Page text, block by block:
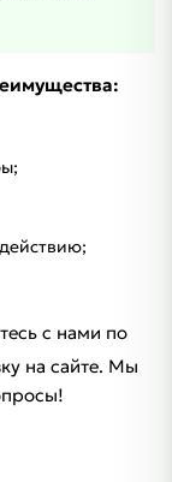
с нами по
на сайте. Мы